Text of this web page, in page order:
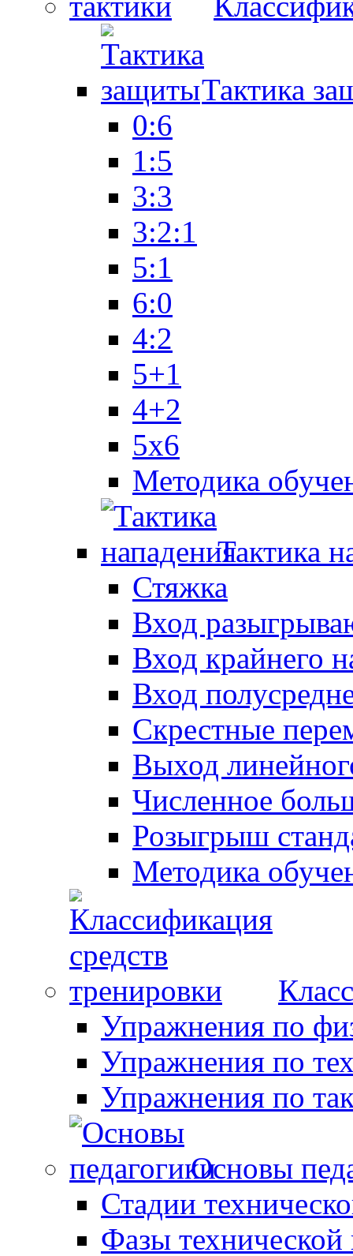
Тактика
0:6
1:5
3:3
3:2:1
5:1
6:0
4:2
5+1
4+2
5x6
Методика
Тактика
Стяжка
Вход
Вход крайнего
Вход
Скрестные
Выход
Численное
Розыгрыш
Методика
Упражнения по
Упражнения по
Упражнения по
Основы
Стадии
Фазы технической